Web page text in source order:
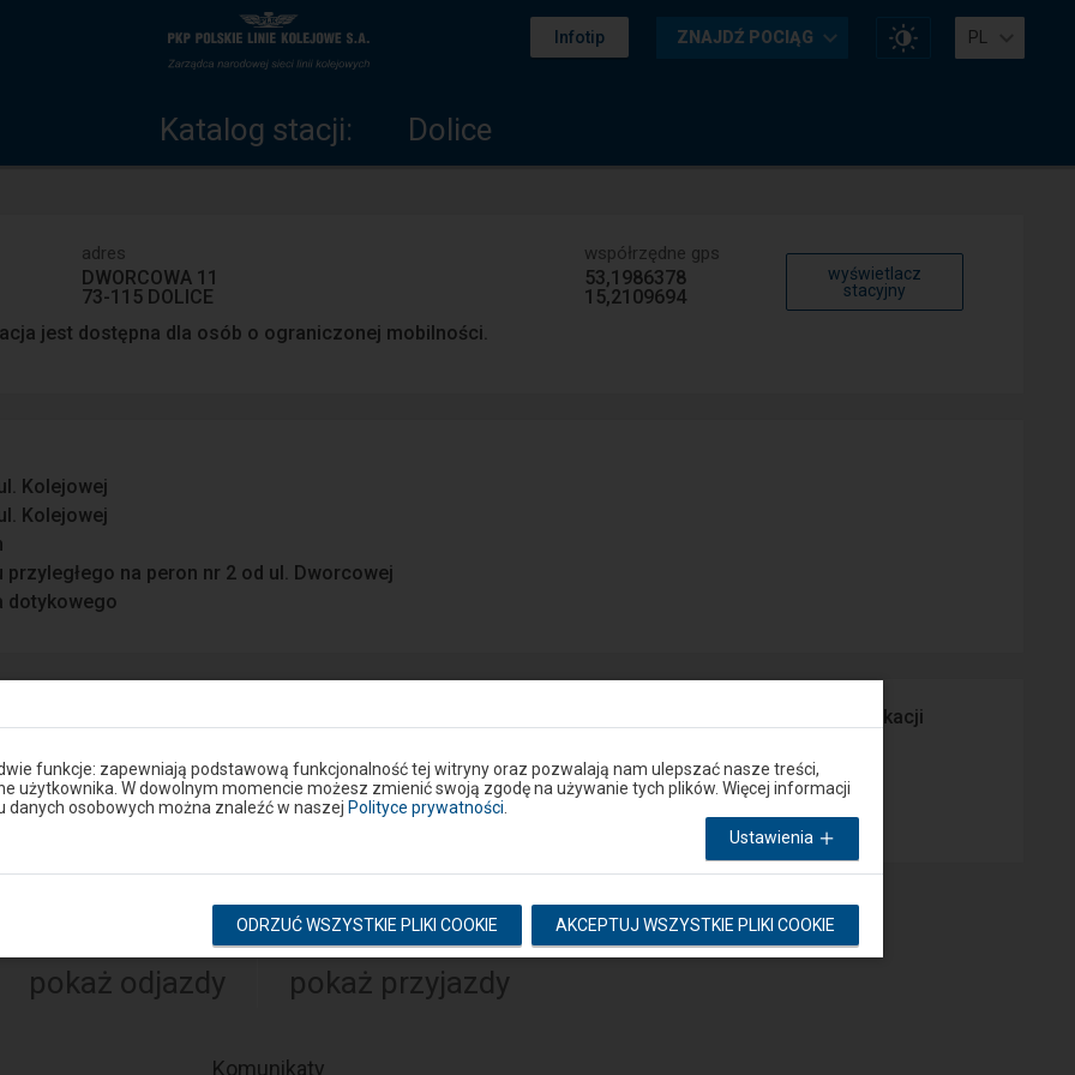
Infotip ZNAJDŹ POCIĄG
Zmień
kontrast
PL
Katalog
Strona
Katalog stacji: Dolice
adres
DWORCOWA 11
73-115 DOLICE
współrzędne gps
53,1986378
15,2109694
wyświetlacz
stacyjny
jest dostępna dla osób o ograniczonej mobilności.
Kolejowej
Kolejowej
przyległego na peron nr 2 od ul. Dworcowej
dotykowego
lub drodze dojścia do peronu? Zgłoś problem w portalu Sprawny Peron lub za pośrednictwem aplikacji
Google Play App Store
Rozkład na stacji
pokaż odjazdy pokaż przyjazdy
Komunikaty
funkcje: zapewniają podstawową funkcjonalność tej witryny oraz pozwalają nam ulepszać nasze treści,
użytkownika. W dowolnym momencie możesz zmienić swoją zgodę na używanie tych plików. Więcej informacji
osobowych można znaleźć w naszej Polityce prywatności
Ustawienia
ODRZUĆ WSZYSTKIE PLIKI COOKIE AKCEPTUJ WSZYSTKIE PLIKI COOKIE